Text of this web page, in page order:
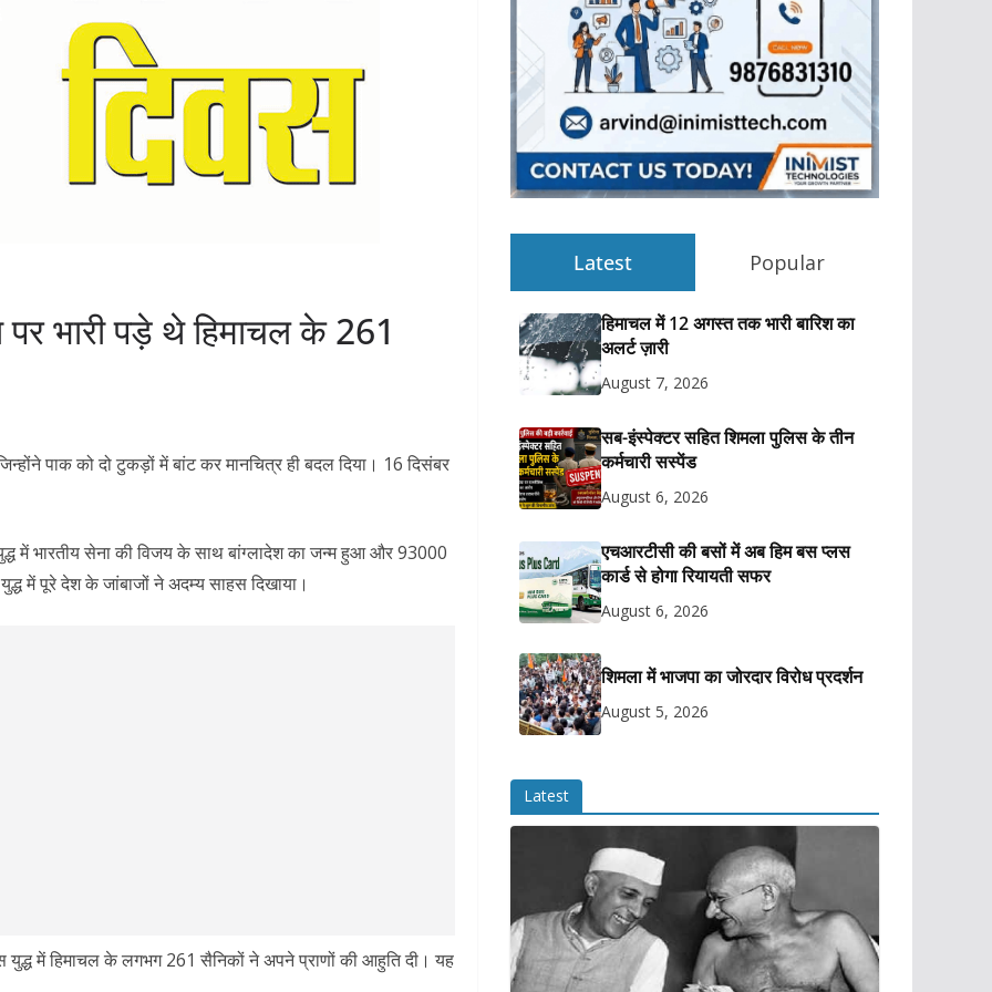
पर भारी पड़े थे हिमाचल के 261
पाक को दो टुकड़ों में बांट कर मानचित्र ही बदल दिया। 16 दिसंबर
में भारतीय सेना की विजय के साथ बांग्लादेश का जन्म हुआ और 93000
में पूरे देश के जांबाजों ने अदम्य साहस दिखाया।
युद्ध में हिमाचल के लगभग 261 सैनिकों ने अपने प्राणों की आहुति दी। यह
Latest Popular
हिमाचल में 12 अगस्त तक भारी बारिश का
अलर्ट ज़ारी
August 7, 2026
सब-इंस्पेक्टर सहित शिमला पुलिस के तीन
कर्मचारी सस्पेंड
August 6, 2026
एचआरटीसी की बसों में अब हिम बस प्लस
कार्ड से होगा रियायती सफर
August 6, 2026
शिमला में भाजपा का जोरदार विरोध प्रदर्शन
August 5, 2026
Latest